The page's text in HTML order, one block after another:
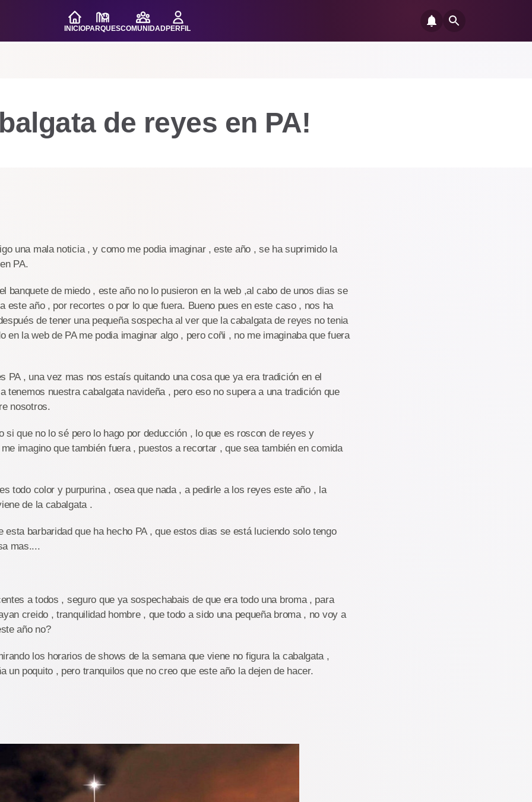
INICIOPARQUESCOMUNIDADPERFIL
de reyes en PA!
una mala noticia , y como me podia imaginar , este año , se ha suprimido la
PA.
banquete de miedo , este año no lo pusieron en la web ,al cabo de unos dias se
este año , por recortes o por lo que fuera. Bueno pues en este caso , nos ha
de tener una pequeña sospecha al ver que la cabalgata de reyes no tenia
en la web de PA me podia imaginar algo , pero coñi , no me imaginaba que fuera
PA , una vez mas nos estaís quitando una cosa que ya era tradición en el
tenemos nuestra cabalgata navideña , pero eso no supera a una tradición que
nosotros.
si que no lo sé pero lo hago por deducción , lo que es roscon de reyes y
imagino que también fuera , puestos a recortar , que sea también en comida
todo color y purpurina , osea que nada , a pedirle a los reyes este año , la
de la cabalgata .
esta barbaridad que ha hecho PA , que estos dias se está luciendo solo tengo
mas....
a todos , seguro que ya sospechabais de que era todo una broma , para
creido , tranquilidad hombre , que todo a sido una pequeña broma , no voy a
año no?
los horarios de shows de la semana que viene no figura la cabalgata ,
un poquito , pero tranquilos que no creo que este año la dejen de hacer.